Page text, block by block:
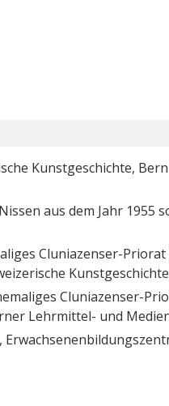
Kunstgeschichte, Bern
aus dem Jahr 1955
Cluniazenser-
Kunstgeschichte
Cluniazenser-
Lehrmittel- und